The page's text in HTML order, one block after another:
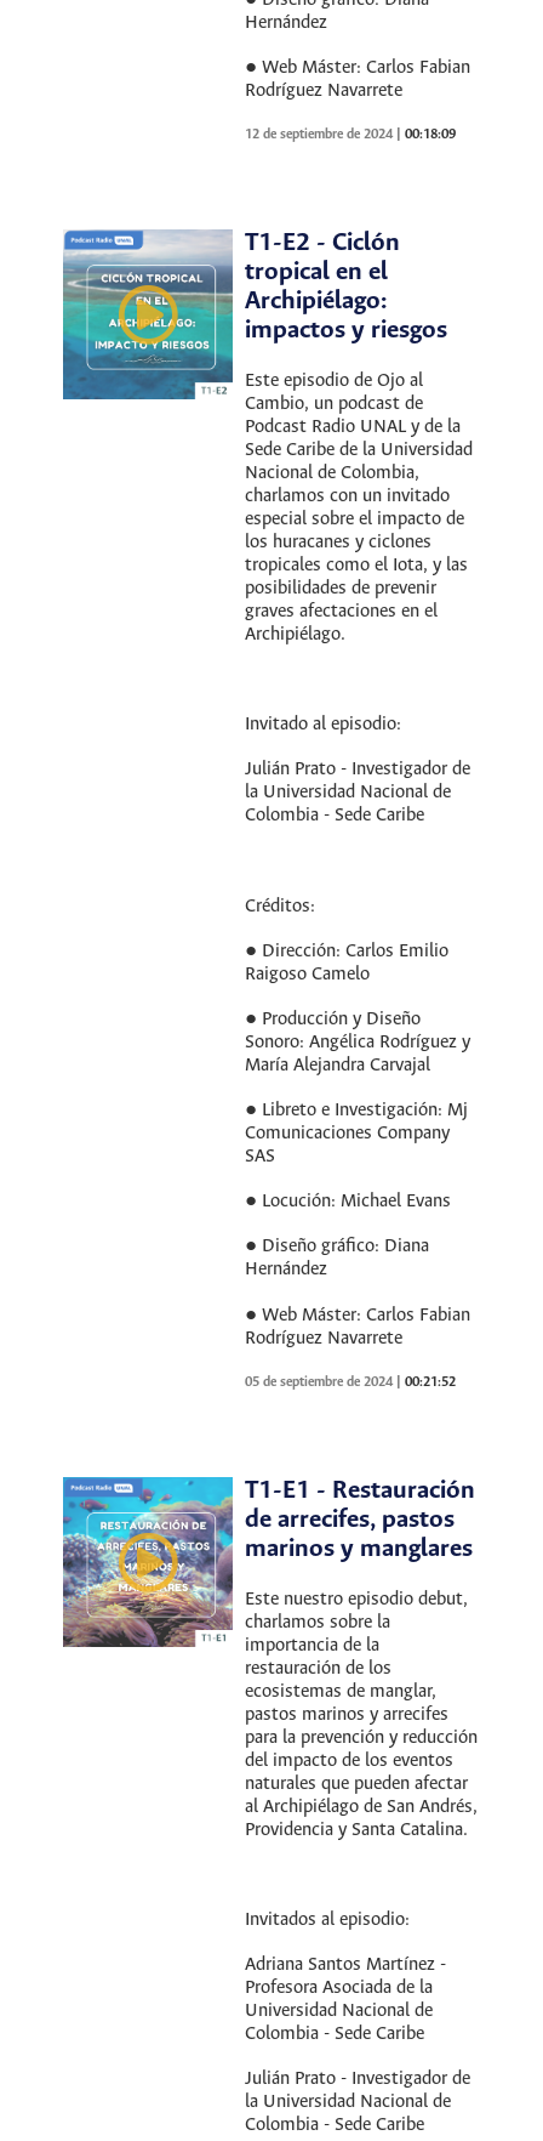
Hernández
● Web Máster: Carlos Fabian
Rodríguez Navarrete
12 de septiembre de 2024 |00:18:09
T1-E2 - Ciclón
tropical en el
Archipiélago:
impactos y riesgos
Este episodio de Ojo al
Cambio, un podcast de
Podcast Radio UNAL y de la
Sede Caribe de la Universidad
Nacional de Colombia,
charlamos con un invitado
especial sobre el impacto de
los huracanes y ciclones
tropicales como el Iota, y las
posibilidades de prevenir
graves afectaciones en el
Archipiélago.
Invitado al episodio:
Julián Prato - Investigador de
la Universidad Nacional de
Colombia - Sede Caribe
Créditos:
● Dirección: Carlos Emilio
Raigoso Camelo
● Producción y Diseño
Sonoro: Angélica Rodríguez y
María Alejandra Carvajal
● Libreto e Investigación: Mj
Comunicaciones Company
SAS
● Locución: Michael Evans
● Diseño gráfico: Diana
Hernández
● Web Máster: Carlos Fabian
Rodríguez Navarrete
05 de septiembre de 2024 |00:21:52
T1-E1 - Restauración
de arrecifes, pastos
marinos y manglares
Este nuestro episodio debut,
charlamos sobre la
importancia de la
restauración de los
ecosistemas de manglar,
pastos marinos y arrecifes
para la prevención y reducción
del impacto de los eventos
naturales que pueden afectar
al Archipiélago de San Andrés,
Providencia y Santa Catalina.
Invitados al episodio:
Adriana Santos Martínez -
Profesora Asociada de la
Universidad Nacional de
Colombia - Sede Caribe
Julián Prato - Investigador de
la Universidad Nacional de
Colombia - Sede Caribe